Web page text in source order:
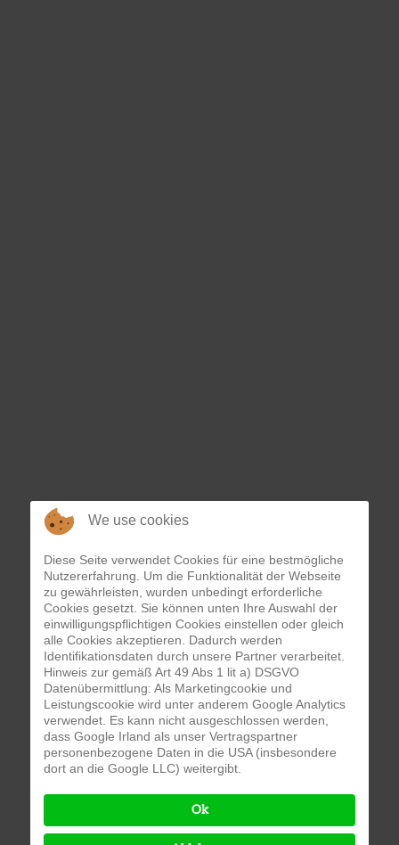
We use cookies
Diese Seite verwendet Cookies für eine bestmögliche
Nutzererfahrung. Um die Funktionalität der Webseite
zu gewährleisten, wurden unbedingt erforderliche
Cookies gesetzt. Sie können unten Ihre Auswahl der
einwilligungspflichtigen Cookies einstellen oder gleich
alle Cookies akzeptieren. Dadurch werden
Identifikationsdaten durch unsere Partner verarbeitet.
Hinweis zur gemäß Art 49 Abs 1 lit a) DSGVO
Datenübermittlung: Als Marketingcookie und
Leistungscookie wird unter anderem Google Analytics
verwendet. Es kann nicht ausgeschlossen werden,
dass Google Irland als unser Vertragspartner
personenbezogene Daten in die USA (insbesondere
dort an die Google LLC) weitergibt.
Ok